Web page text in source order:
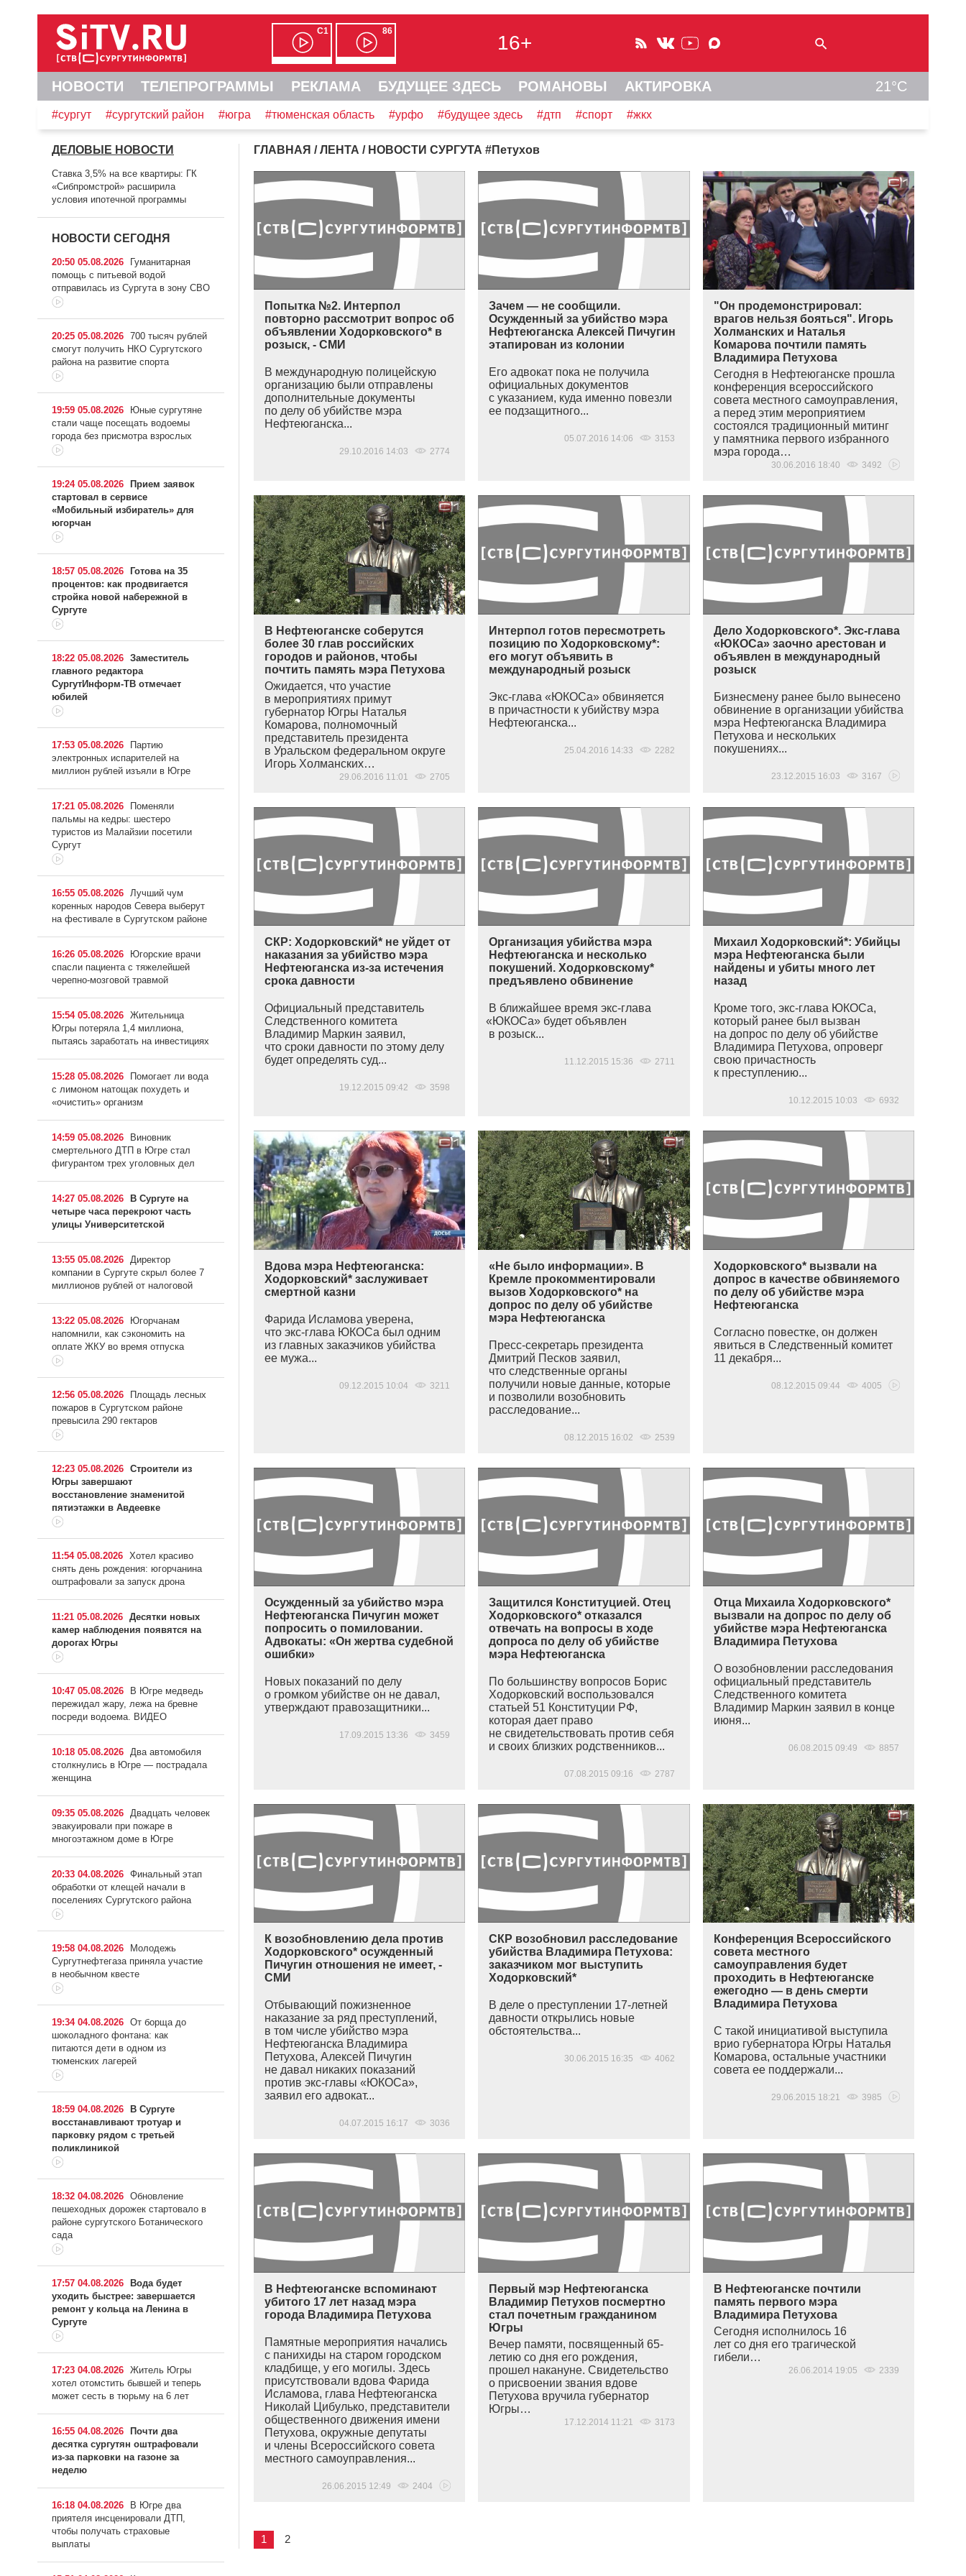
С1 86
16+
НОВОСТИ ТЕЛЕПРОГРАММЫ РЕКЛАМА БУДУЩЕЕ ЗДЕСЬ РОМАНОВЫ АКТИРОВКА 21°C
#сургут #сургутский район #югра #тюменская область #урфо #будущее здесь #дтп #спорт #жкх
ГЛАВНАЯ /ЛЕНТА / НОВОСТИ СУРГУТА #Петухов
Попытка №2. Интерпол
повторно рассмотрит вопрос об
объявлении Ходорковского* в
розыск, - СМИ
В международную полицейскую
организацию были отправлены
дополнительные документы
по делу об убийстве мэра
Нефтеюганска...
29.10.2016 14:03 2774
Зачем — не сообщили.
Осужденный за убийство мэра
Нефтеюганска Алексей Пичугин
этапирован из колонии
Его адвокат пока не получила
официальных документов
с указанием, куда именно повезли
ее подзащитного...
05.07.2016 14:06 3153
"Он продемонстрировал:
врагов нельзя бояться". Игорь
Холманских и Наталья
Комарова почтили память
Владимира Петухова
Сегодня в Нефтеюганске прошла
конференция всероссийского
совета местного самоуправления,
а перед этим мероприятием
состоялся традиционный митинг
у памятника первого избранного
мэра города…
30.06.2016 18:40 3492
В Нефтеюганске соберутся
более 30 глав российских
городов и районов, чтобы
почтить память мэра Петухова
Ожидается, что участие
в мероприятиях примут
губернатор Югры Наталья
Комарова, полномочный
представитель президента
в Уральском федеральном округе
Игорь Холманских…
29.06.2016 11:01 2705
Интерпол готов пересмотреть
позицию по Ходорковскому*:
его могут объявить в
международный розыск
Экс-глава «ЮКОСа» обвиняется
в причастности к убийству мэра
Нефтеюганска...
25.04.2016 14:33 2282
Дело Ходорковского*. Экс-глава
«ЮКОСа» заочно арестован и
объявлен в международный
розыск
Бизнесмену ранее было вынесено
обвинение в организации убийства
мэра Нефтеюганска Владимира
Петухова и нескольких
покушениях...
23.12.2015 16:03 3167
СКР: Ходорковский* не уйдет от
наказания за убийство мэра
Нефтеюганска из-за истечения
срока давности
Официальный представитель
Следственного комитета
Владимир Маркин заявил,
что сроки давности по этому делу
будет определять суд...
19.12.2015 09:42 3598
Организация убийства мэра
Нефтеюганска и несколько
покушений. Ходорковскому*
предъявлено обвинение
В ближайшее время экс-глава
«ЮКОСа» будет объявлен
в розыск...
11.12.2015 15:36 2711
Михаил Ходорковский*: Убийцы
мэра Нефтеюганска были
найдены и убиты много лет
назад
Кроме того, экс-глава ЮКОСа,
который ранее был вызван
на допрос по делу об убийстве
Владимира Петухова, опроверг
свою причастность
к преступлению...
10.12.2015 10:03 6932
Вдова мэра Нефтеюганска:
Ходорковский* заслуживает
смертной казни
Фарида Исламова уверена,
что экс-глава ЮКОСа был одним
из главных заказчиков убийства
ее мужа...
09.12.2015 10:04 3211
«Не было информации». В
Кремле прокомментировали
вызов Ходорковского* на
допрос по делу об убийстве
мэра Нефтеюганска
Пресс-секретарь президента
Дмитрий Песков заявил,
что следственные органы
получили новые данные, которые
и позволили возобновить
расследование...
08.12.2015 16:02 2539
Ходорковского* вызвали на
допрос в качестве обвиняемого
по делу об убийстве мэра
Нефтеюганска
Согласно повестке, он должен
явиться в Следственный комитет
11 декабря...
08.12.2015 09:44 4005
Осужденный за убийство мэра
Нефтеюганска Пичугин может
попросить о помиловании.
Адвокаты: «Он жертва судебной
ошибки»
Новых показаний по делу
о громком убийстве он не давал,
утверждают правозащитники...
17.09.2015 13:36 3459
Защитился Конституцией. Отец
Ходорковского* отказался
отвечать на вопросы в ходе
допроса по делу об убийстве
мэра Нефтеюганска
По большинству вопросов Борис
Ходорковский воспользовался
статьей 51 Конституции РФ,
которая дает право
не свидетельствовать против себя
и своих близких родственников...
07.08.2015 09:16 2787
Отца Михаила Ходорковского*
вызвали на допрос по делу об
убийстве мэра Нефтеюганска
Владимира Петухова
О возобновлении расследования
официальный представитель
Следственного комитета
Владимир Маркин заявил в конце
июня...
06.08.2015 09:49 8857
К возобновлению дела против
Ходорковского* осужденный
Пичугин отношения не имеет, -
СМИ
Отбывающий пожизненное
наказание за ряд преступлений,
в том числе убийство мэра
Нефтеюганска Владимира
Петухова, Алексей Пичугин
не давал никаких показаний
против экс-главы «ЮКОСа»,
заявил его адвокат...
04.07.2015 16:17 3036
СКР возобновил расследование
убийства Владимира Петухова:
заказчиком мог выступить
Ходорковский*
В деле о преступлении 17-летней
давности открылись новые
обстоятельства...
30.06.2015 16:35 4062
Конференция Всероссийского
совета местного
самоуправления будет
проходить в Нефтеюганске
ежегодно — в день смерти
Владимира Петухова
С такой инициативой выступила
врио губернатора Югры Наталья
Комарова, остальные участники
совета ее поддержали...
29.06.2015 18:21 3985
В Нефтеюганске вспоминают
убитого 17 лет назад мэра
города Владимира Петухова
Памятные мероприятия начались
с панихиды на старом городском
кладбище, у его могилы. Здесь
присутствовали вдова Фарида
Исламова, глава Нефтеюганска
Николай Цибулько, представители
общественного движения имени
Петухова, окружные депутаты
и члены Всероссийского совета
местного самоуправления...
26.06.2015 12:49 2404
Первый мэр Нефтеюганска
Владимир Петухов посмертно
стал почетным гражданином
Югры
Вечер памяти, посвященный 65-
летию со дня его рождения,
прошел накануне. Свидетельство
о присвоении звания вдове
Петухова вручила губернатор
Югры…
17.12.2014 11:21 3173
В Нефтеюганске почтили
память первого мэра
Владимира Петухова
Сегодня исполнилось 16
лет со дня его трагической
гибели…
26.06.2014 19:05 2339
1 2
ДЕЛОВЫЕ НОВОСТИ
Ставка 3,5% на все квартиры: ГК
«Сибпромстрой» расширила
условия ипотечной программы
НОВОСТИ СЕГОДНЯ
20:50 05.08.2026
Гуманитарная
помощь с питьевой водой
отправилась из Сургута в зону СВО
20:25 05.08.2026 700 тысяч рублей
смогут получить НКО Сургутского
района на развитие спорта
19:59 05.08.2026
Юные сургутяне
стали чаще посещать водоемы
города без присмотра взрослых
19:24 05.08.2026
Прием заявок
стартовал в сервисе
«Мобильный избиратель» для
югорчан
18:57 05.08.2026
Готова на 35
процентов: как продвигается
стройка новой набережной в
Сургуте
18:22 05.08.2026 Заместитель
главного редактора
СургутИнформ-ТВ отмечает
юбилей
17:53 05.08.2026
Партию
электронных испарителей на
миллион рублей изъяли в Югре
17:21 05.08.2026
Поменяли
пальмы на кедры: шестеро
туристов из Малайзии посетили
Сургут
16:55 05.08.2026 Лучший чум
коренных народов Севера выберут
на фестивале в Сургутском районе
16:26 05.08.2026
Югорские врачи
спасли пациента с тяжелейшей
черепно-мозговой травмой
15:54 05.08.2026 Жительница
Югры потеряла 1,4 миллиона,
пытаясь заработать на инвестициях
15:28 05.08.2026
Помогает ли вода
с лимоном натощак похудеть и
«очистить» организм
14:59 05.08.2026
Виновник
смертельного ДТП в Югре стал
фигурантом трех уголовных дел
14:27 05.08.2026
В Сургуте на
четыре часа перекроют часть
улицы Университетской
13:55 05.08.2026 Директор
компании в Сургуте скрыл более 7
миллионов рублей от налоговой
13:22 05.08.2026
Югорчанам
напомнили, как сэкономить на
оплате ЖКУ во время отпуска
12:56 05.08.2026
Площадь лесных
пожаров в Сургутском районе
превысила 290 гектаров
12:23 05.08.2026 Строители из
Югры завершают
восстановление знаменитой
пятиэтажки в Авдеевке
11:54 05.08.2026 Хотел красиво
снять день рождения: югорчанина
оштрафовали за запуск дрона
11:21 05.08.2026 Десятки новых
камер наблюдения появятся на
дорогах Югры
10:47 05.08.2026
В Югре медведь
пережидал жару, лежа на бревне
посреди водоема. ВИДЕО
10:18 05.08.2026 Два автомобиля
столкнулись в Югре — пострадала
женщина
09:35 05.08.2026 Двадцать человек
эвакуировали при пожаре в
многоэтажном доме в Югре
20:33 04.08.2026 Финальный этап
обработки от клещей начали в
поселениях Сургутского района
19:58 04.08.2026
Молодежь
Сургутнефтегаза приняла участие
в необычном квесте
19:34 04.08.2026 От борща до
шоколадного фонтана: как
питаются дети в одном из
тюменских лагерей
18:59 04.08.2026
В Сургуте
восстанавливают тротуар и
парковку рядом с третьей
поликлиникой
18:32 04.08.2026 Обновление
пешеходных дорожек стартовало в
районе сургутского Ботанического
сада
17:57 04.08.2026
Вода будет
уходить быстрее: завершается
ремонт у кольца на Ленина в
Сургуте
17:23 04.08.2026 Житель Югры
хотел отомстить бывшей и теперь
может сесть в тюрьму на 6 лет
16:55 04.08.2026
Почти два
десятка сургутян оштрафовали
из-за парковки на газоне за
неделю
16:18 04.08.2026
В Югре два
приятеля инсценировали ДТП,
чтобы получать страховые
выплаты